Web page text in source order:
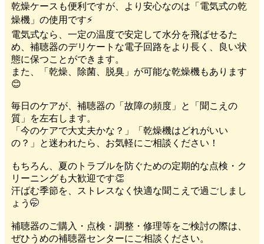
乾燥ケースも便利ですが、より安心なのは「電気式の乾
燥機」の使用です⚡
電気式なら、一定の温度で安定して水分を飛ばせるた
め、補聴器のデリケートな電子回路をより長く、良い状
態に保つことができます。
また、「乾燥、除菌、脱臭」が可能な乾燥機もあります
😊
毎日のケアが、補聴器の「故障の頻度」と「聞こえの
質」を左右します。
「今のケアで大丈夫かな？」「乾燥機はどれがいい
の？」と迷われたら、お気軽にご相談ください！
もちろん、夏のトラブルを防ぐための定期的な点検・ク
リーニングも大歓迎です👏
汗ばむ季節を、ストレスなく快適な聞こえで過ごしまし
ょう🤭
補聴器のご購入・点検・調整・修理等をご検討の際は、
ぜひうめの補聴器センターにご相談ください。